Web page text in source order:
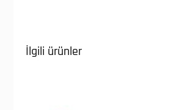
İlgili ürünler